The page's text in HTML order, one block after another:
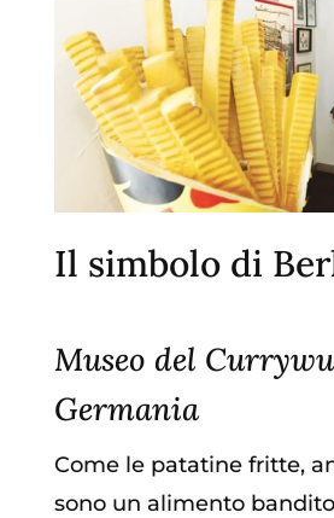
Il simbolo di
Museo del
Germania
Come le patatine fritte,
sono un alimento